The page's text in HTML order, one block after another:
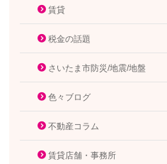
賃貸
税金の話題
さいたま市防災/地震/地盤
色々ブログ
不動産コラム
賃貸店舗・事務所